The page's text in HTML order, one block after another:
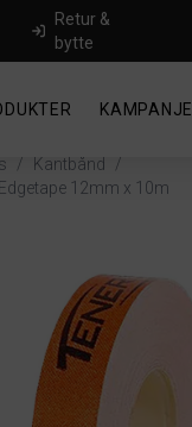
Retur &
bytte
KAMPANJE
/ Kantbånd
/
12mm x 10m